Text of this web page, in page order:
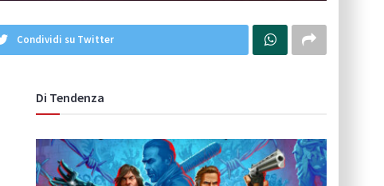
Condividi su Twitter
Di Tendenza